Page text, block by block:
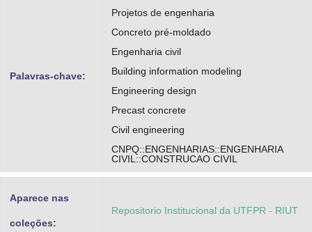
Palavras-chave:
Projetos de engenharia
Concreto pré-moldado
Engenharia civil
Building information modeling
Engineering design
Precast concrete
Civil engineering
CNPQ::ENGENHARIAS::ENGENHARIA
CIVIL::CONSTRUCAO CIVIL
Aparece nas
coleções:
Repositorio Institucional da UTFPR - RIUT